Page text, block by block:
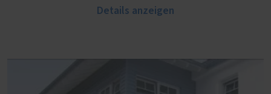
Details anzeigen